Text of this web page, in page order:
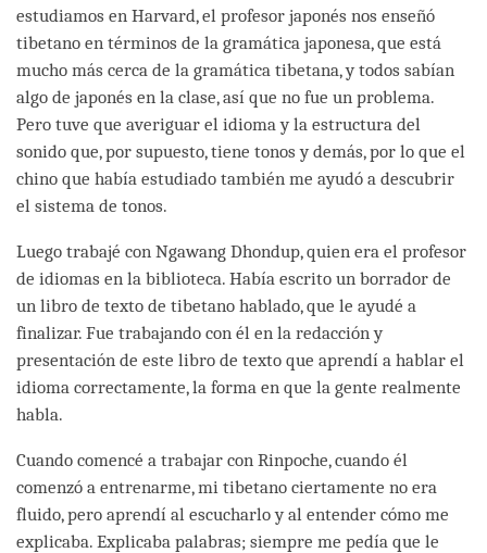
estudiamos en Harvard, el profesor japonés nos enseñó
tibetano en términos de la gramática japonesa, que está
mucho más cerca de la gramática tibetana, y todos sabían
algo de japonés en la clase, así que no fue un problema.
Pero tuve que averiguar el idioma y la estructura del
sonido que, por supuesto, tiene tonos y demás, por lo que el
chino que había estudiado también me ayudó a descubrir
el sistema de tonos.
Luego trabajé con Ngawang Dhondup, quien era el profesor
de idiomas en la biblioteca. Había escrito un borrador de
un libro de texto de tibetano hablado, que le ayudé a
finalizar. Fue trabajando con él en la redacción y
presentación de este libro de texto que aprendí a hablar el
idioma correctamente, la forma en que la gente realmente
habla.
Cuando comencé a trabajar con Rinpoche, cuando él
comenzó a entrenarme, mi tibetano ciertamente no era
fluido, pero aprendí al escucharlo y al entender cómo me
explicaba. Explicaba palabras; siempre me pedía que le